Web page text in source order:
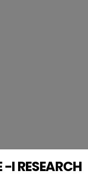
-I RESEARCH